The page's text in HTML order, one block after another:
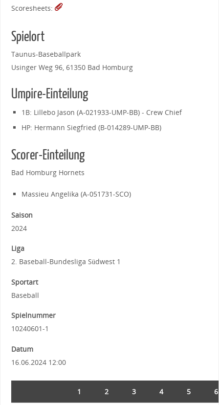
Scoresheets:
Spielort
Taunus-Baseballpark
Usinger Weg 96, 61350 Bad Homburg
Umpire-Einteilung
1B: Lillebo Jason (A-021933-UMP-BB) - Crew Chief
HP: Hermann Siegfried (B-014289-UMP-BB)
Scorer-Einteilung
Bad Homburg Hornets
Massieu Angelika (A-051731-SCO)
Saison
2024
Liga
2. Baseball-Bundesliga Südwest 1
Sportart
Baseball
Spielnummer
10240601-1
Datum
16.06.2024 12:00
1 2 3 4 5 6